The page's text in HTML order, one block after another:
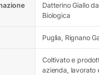
Datterino Giallo
Biologica
Puglia, Rignano
Coltivato e
azienda, lavorato